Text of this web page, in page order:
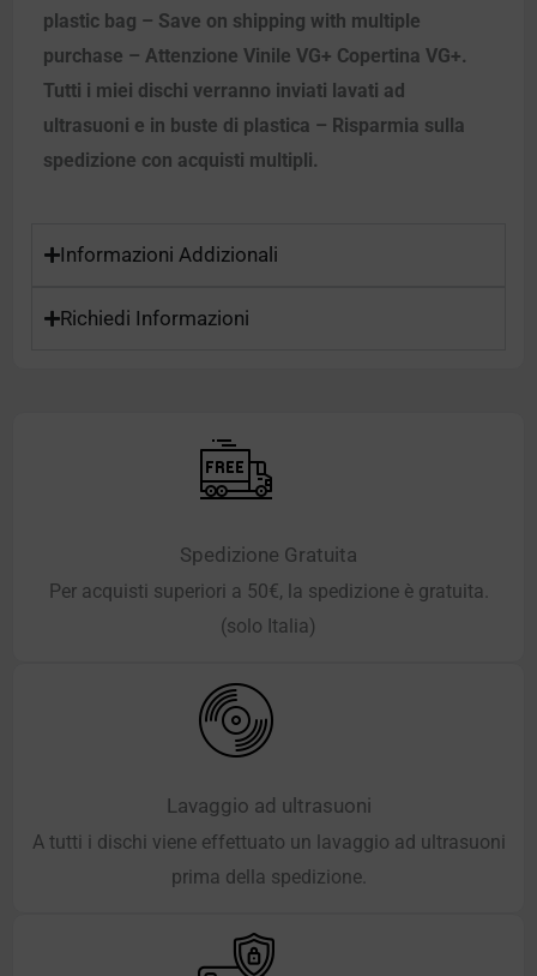
plastic bag – Save on shipping with multiple
purchase – Attenzione Vinile VG+ Copertina VG+.
Tutti i miei dischi verranno inviati lavati ad
ultrasuoni e in buste di plastica – Risparmia sulla
spedizione con acquisti multipli.
Informazioni Addizionali
Richiedi Informazioni
Spedizione Gratuita
Per acquisti superiori a 50€, la spedizione è gratuita.
(solo Italia)
Lavaggio ad ultrasuoni
A tutti i dischi viene effettuato un lavaggio ad ultrasuoni
prima della spedizione.